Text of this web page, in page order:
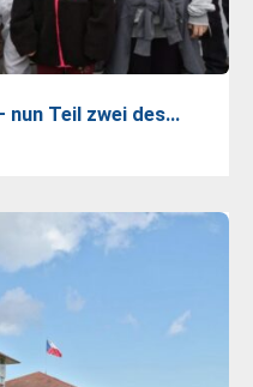
nun Teil zwei des…